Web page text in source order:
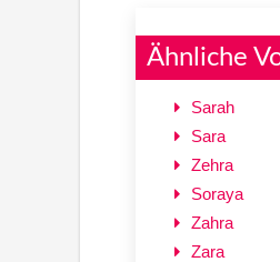
Ähnliche
Sarah
Sara
Zehra
Soraya
Zahra
Zara